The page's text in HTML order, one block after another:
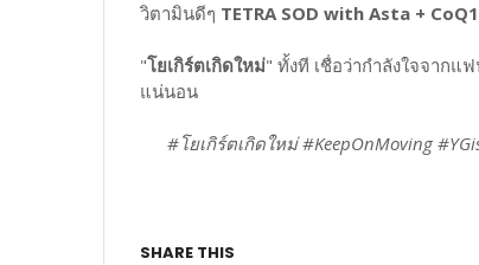
วิตามินดีๆ TETRA SOD with Asta +
"โยเกิร์ตเกิดใหม่" ทั้งที เชื่อว่ากำลังใจจากแ
แน่นอน
#โยเกิร์ตเกิดใหม่ #KeepOnMoving
SHARE THIS